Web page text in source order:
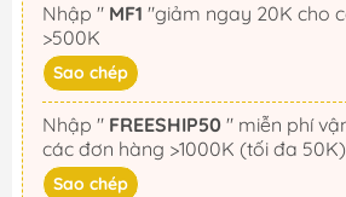
Nhập " MF1
>500K
Sao chép
Nhập " FREESHIP50
các đơn hàng >1000K (tối đa 50K)
Sao chép